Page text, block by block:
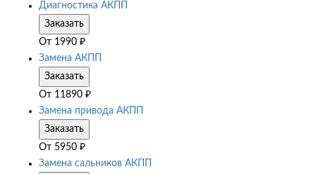
Диагностика АКПП
Заказать
От 1990 ₽
Замена АКПП
Заказать
От 11890 ₽
Замена привода АКПП
Заказать
От 5950 ₽
Замена сальников АКПП